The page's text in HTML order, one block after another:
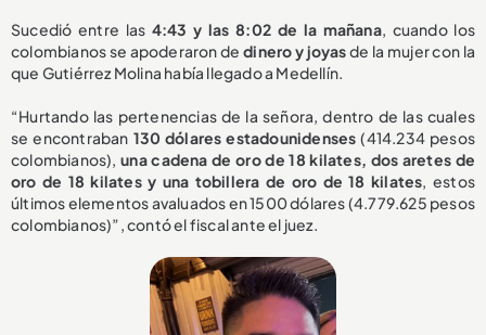
Sucedió entre las 4:43 y las 8:02 de la mañana, cuando los
colombianos se apoderaron dedinero y joyasde la mujer con la
que Gutiérrez Molina había llegado a Medellín.
“Hurtando las pertenencias de la señora, dentro de las cuales
se encontraban 130 dólares estadounidenses (414.234 pesos
colombianos),una cadena de oro de 18 kilates, dos aretes de
oro de 18 kilates y una tobillera de oro de 18 kilates, estos
últimos elementos avaluados en 1500 dólares (4.779.625 pesos
colombianos)”, contó el fiscal ante el juez.